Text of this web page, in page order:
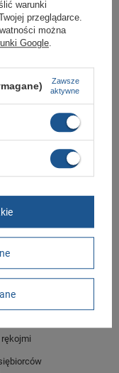
towaru bez
02-3253M
rękojmi
warunki
przeglądarce.
można
Google.
Zawsze
aktywne